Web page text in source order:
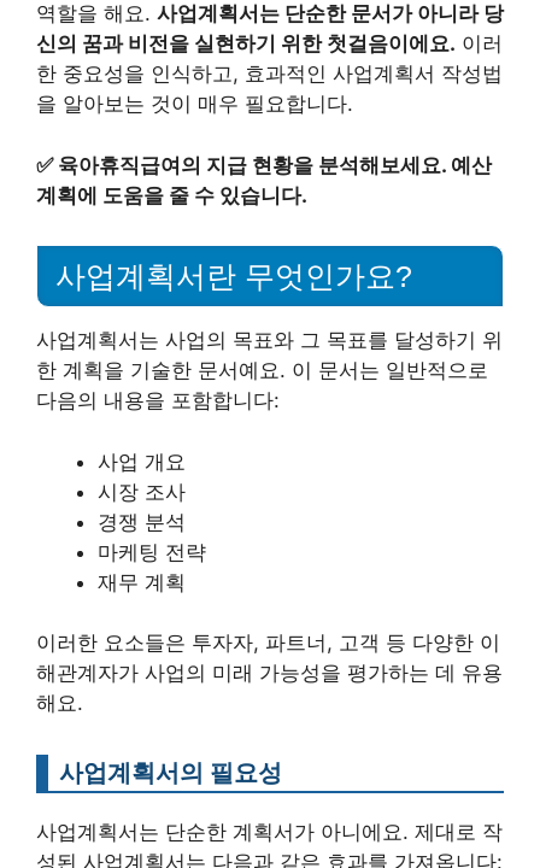
역할을 해요. 사업계획서는 단순한 문서가 아니라 당
신의 꿈과 비전을 실현하기 위한 첫걸음이에요. 이러
한 중요성을 인식하고, 효과적인 사업계획서 작성법
을 알아보는 것이 매우 필요합니다.
✅ 육아휴직급여의 지급 현황을 분석해보세요. 예산
계획에 도움을 줄 수 있습니다.
사업계획서란 무엇인가요?
사업계획서는 사업의 목표와 그 목표를 달성하기 위
한 계획을 기술한 문서예요. 이 문서는 일반적으로
다음의 내용을 포함합니다:
사업 개요
시장 조사
경쟁 분석
마케팅 전략
재무 계획
이러한 요소들은 투자자, 파트너, 고객 등 다양한 이
해관계자가 사업의 미래 가능성을 평가하는 데 유용
해요.
사업계획서의 필요성
사업계획서는 단순한 계획서가 아니에요. 제대로 작
성된 사업계획서는 다음과 같은 효과를 가져옵니다: